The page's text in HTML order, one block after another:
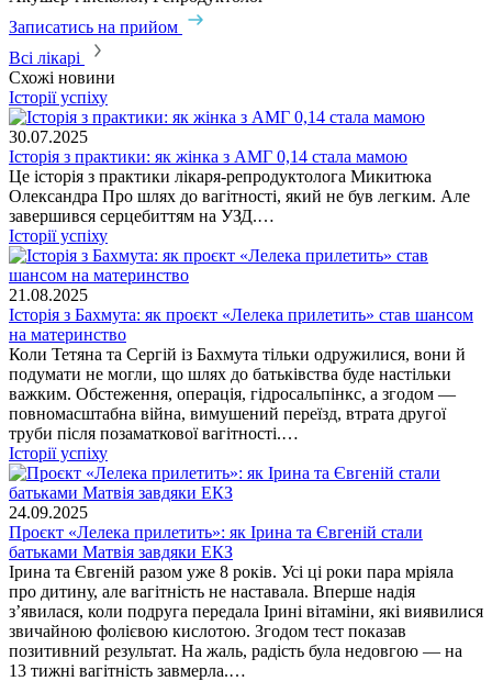
Записатись на прийом
Всі лікарі
Схожі новини
Історії успіху
30.07.2025
Історія з практики: як жінка з АМГ 0,14 стала мамою
Це історія з практики лікаря-репродуктолога Микитюка
Олександра Про шлях до вагітності, який не був легким. Але
завершився серцебиттям на УЗД.…
Історії успіху
21.08.2025
Історія з Бахмута: як проєкт «Лелека прилетить» став шансом
на материнство
Коли Тетяна та Сергій із Бахмута тільки одружилися, вони й
подумати не могли, що шлях до батьківства буде настільки
важким. Обстеження, операція, гідросальпінкс, а згодом —
повномасштабна війна, вимушений переїзд, втрата другої
труби після позаматкової вагітності.…
Історії успіху
24.09.2025
Проєкт «Лелека прилетить»: як Ірина та Євгеній стали
батьками Матвія завдяки ЕКЗ
Ірина та Євгеній разом уже 8 років. Усі ці роки пара мріяла
про дитину, але вагітність не наставала. Вперше надія
з’явилася, коли подруга передала Ірині вітаміни, які виявилися
звичайною фолієвою кислотою. Згодом тест показав
позитивний результат. На жаль, радість була недовгою — на
13 тижні вагітність завмерла.…